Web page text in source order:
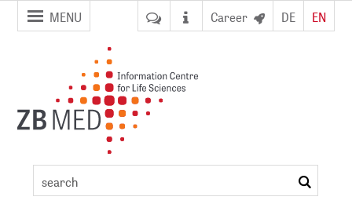
jump to
pagenavigation
jump to
content
MENU Career DE EN
Press
review
2015
search